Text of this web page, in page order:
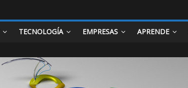
TECNOLOGÍA EMPRESAS APRENDE